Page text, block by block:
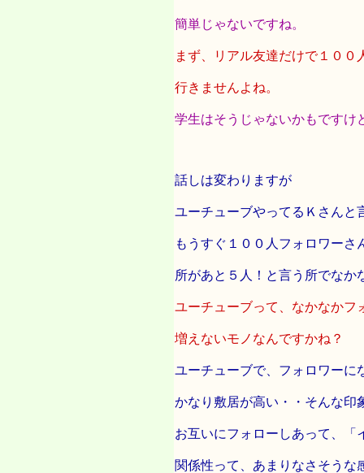
簡単じゃないですね。
まず、リアル友達だけで１００
行きませんよね。
学生はそうじゃないかもですけ
話しは変わりますが
ユーチューブやってるＫさんと
もうすぐ１００人フォロワーさ
所があと５人！と言う所でなか
ユーチューブって、なかなかフ
増えないモノなんですかね？
ユーチューブで、フォロワーに
かなり敷居が高い・・そんな印
お互いにフォローしあって、「
関係性って、あまりなさそうな